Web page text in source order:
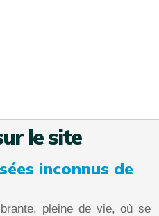
le site
inconnus de
pleine de vie, où se